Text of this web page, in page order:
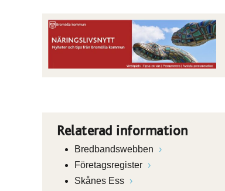
Relaterad information
Bredbandswebben
Företagsregister
Skånes Ess